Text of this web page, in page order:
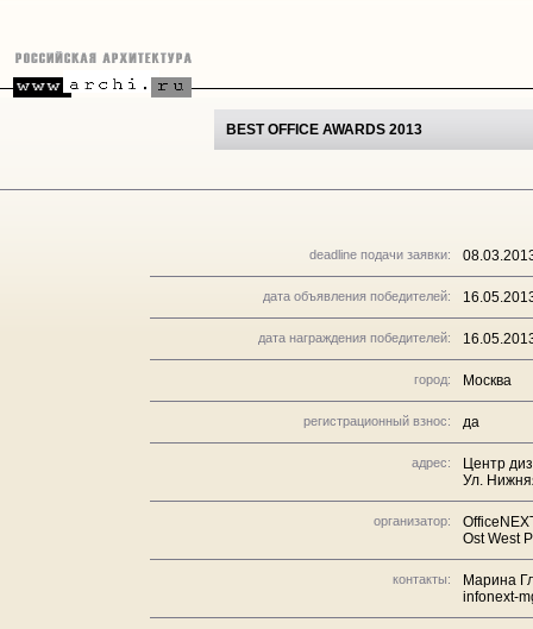
BEST OFFICE AWARDS 2013
deadline подачи заявки:
дата объявления победителей:
дата награждения победителей:
город: Москва
регистрационный взнос: да
адрес:
Центр
Ул.
организатор:
Ost West
контакты:
Марина
infonext-